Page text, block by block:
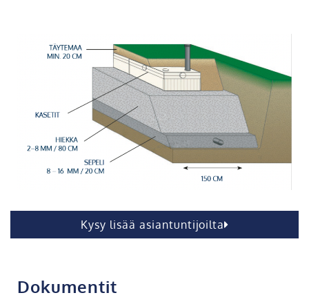
Kysy lisää asiantuntijoilta
Dokumentit